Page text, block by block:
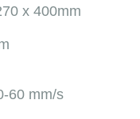
x 400mm
60 mm/s